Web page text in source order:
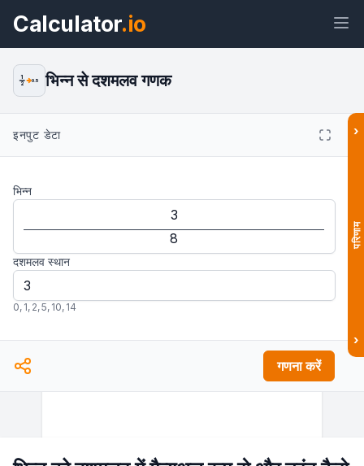
Calculator.io
और सटीक रूपांतरण विजेट
1
2
0.5 भिन्न से दशमलव गणक
इनपुट डेटा
भिन्न
दशमलव स्थान
0, 1, 2,5, 10, 14
गणना करें
›
परिणाम
›